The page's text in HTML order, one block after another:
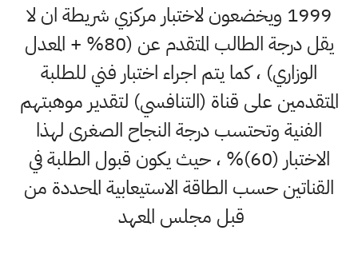
1999 ويخضعون لاختبار مركزي شريطة ان لا
يقل درجة الطالب المتقدم عن (80% + المعدل
الوزاري) ، كما يتم اجراء اختبار فني للطلبة
المتقدمين على قناة (التنافسي) لتقدير موهبتهم
الفنية وتحتسب درجة النجاح الصغرى لهذا
الاختبار (60)% ، حيث يكون قبول الطلبة في
القناتين حسب الطاقة الاستيعابية المحددة من
قبل مجلس المعهد